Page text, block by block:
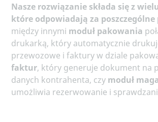
Nasze rozwiązanie składa się z
które odpowiadają za poszczególne
między innymi moduł pakowania
drukarką, który automatycznie
przewozowe i faktury w dziale
faktur, który generuje dokument na
danych kontrahenta, czy moduł
umożliwia rezerwowanie i